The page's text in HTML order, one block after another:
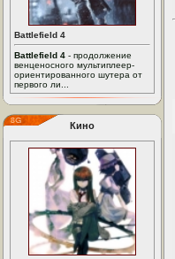
Battlefield 4
Battlefield 4 - продолжение
венценосного мультиплеер-
ориентированного шутера от
первого ли...
Кино